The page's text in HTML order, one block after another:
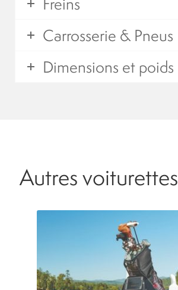
Carrosserie & Pneus
Dimensions et poids
Autres